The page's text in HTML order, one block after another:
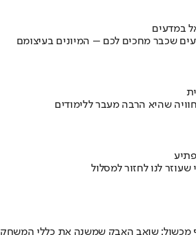
במדעים
שכבר מחכים לכם – המיונים בעיצומם
שהיא הרבה מעבר ללימודים
לנו לחזור למסלול
מכשול: שואב האבק שמשנה את כללי המשחק